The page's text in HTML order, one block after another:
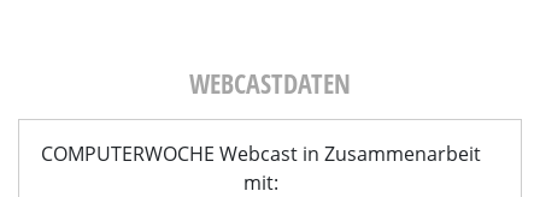
WEBCASTDATEN
COMPUTERWOCHE Webcast in Zusammenarbeit
mit: